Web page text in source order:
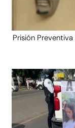
Prisión